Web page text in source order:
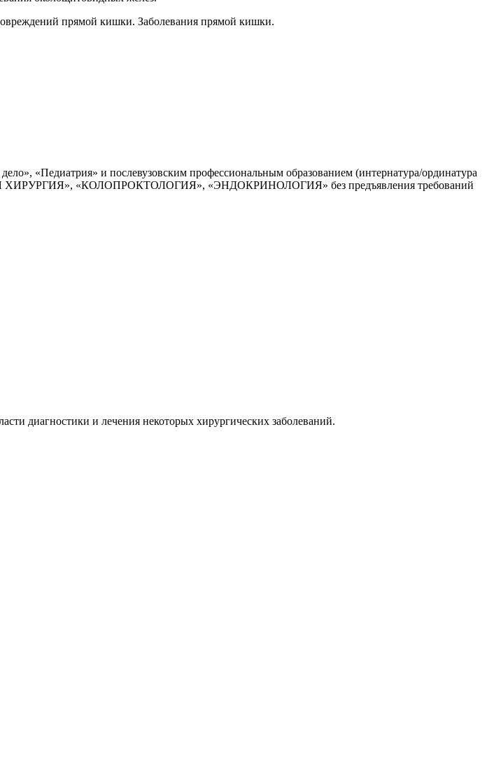
прямой кишки. Заболевания прямой кишки.
«Педиатрия» и послевузовским профессиональным образованием (интернатура/ординатура
ХИРУРГИЯ», «КОЛОПРОКТОЛОГИЯ», «ЭНДОКРИНОЛОГИЯ» без предъявления требований
диагностики и лечения некоторых хирургических заболеваний.